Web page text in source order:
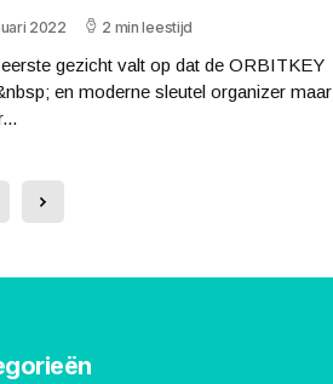
2022 2 min leestijd
gezicht valt op dat de ORBITKEY
en moderne sleutel organizer maar